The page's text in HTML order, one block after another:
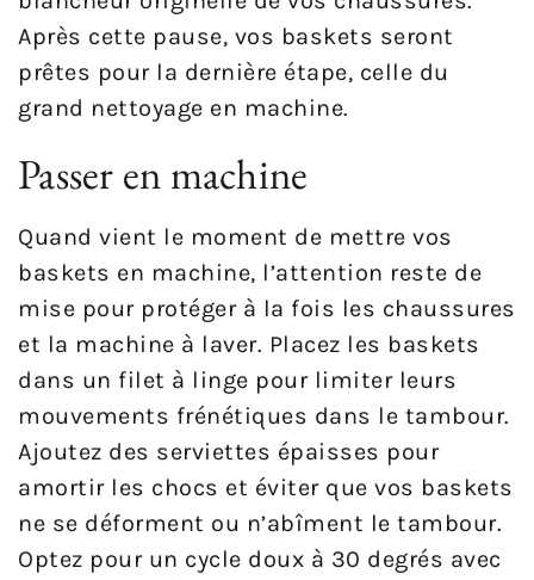
Après cette pause, vos baskets seront
prêtes pour la dernière étape, celle du
grand nettoyage en machine.
Passer en machine
Quand vient le moment de mettre vos
baskets en machine, l’attention reste de
mise pour protéger à la fois les chaussures
et la machine à laver. Placez les baskets
dans un filet à linge pour limiter leurs
mouvements frénétiques dans le tambour.
Ajoutez des serviettes épaisses pour
amortir les chocs et éviter que vos baskets
ne se déforment ou n’abîment le tambour.
Optez pour un cycle doux à 30 degrés avec